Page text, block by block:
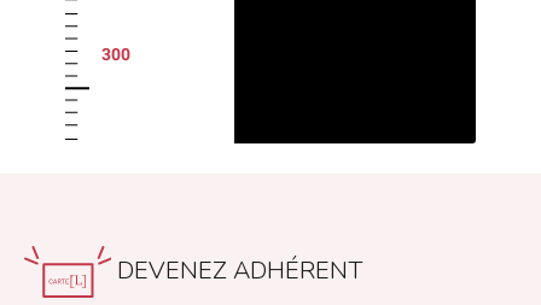
300
DEVENEZ ADHÉRENT